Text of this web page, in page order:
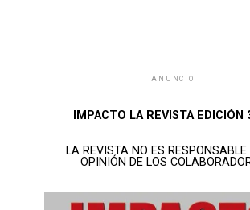
ANUNCIO
IMPACTO LA REVISTA EDICIÓN
LA REVISTA NO ES RESPONSABLE
OPINIÓN DE LOS